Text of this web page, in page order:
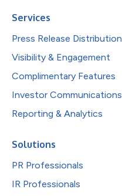
Services
Press Release Distribution
Visibility & Engagement
Complimentary Features
Investor Communications
Reporting & Analytics
Solutions
PR Professionals
IR Professionals